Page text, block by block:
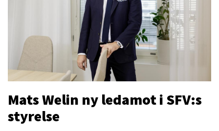
Mats Welin ny ledamot i SFV:s
styrelse